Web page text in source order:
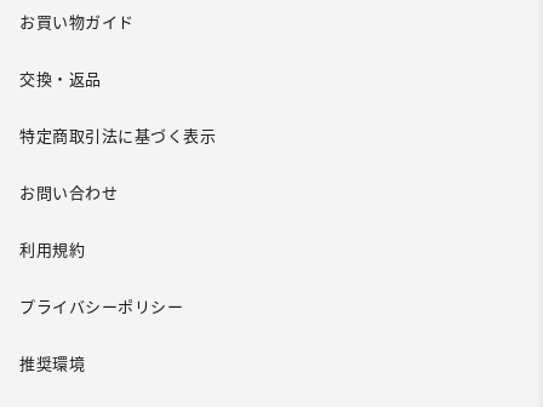
お買い物ガイド
交換・返品
特定商取引法に基づく表示
お問い合わせ
利用規約
プライバシーポリシー
推奨環境